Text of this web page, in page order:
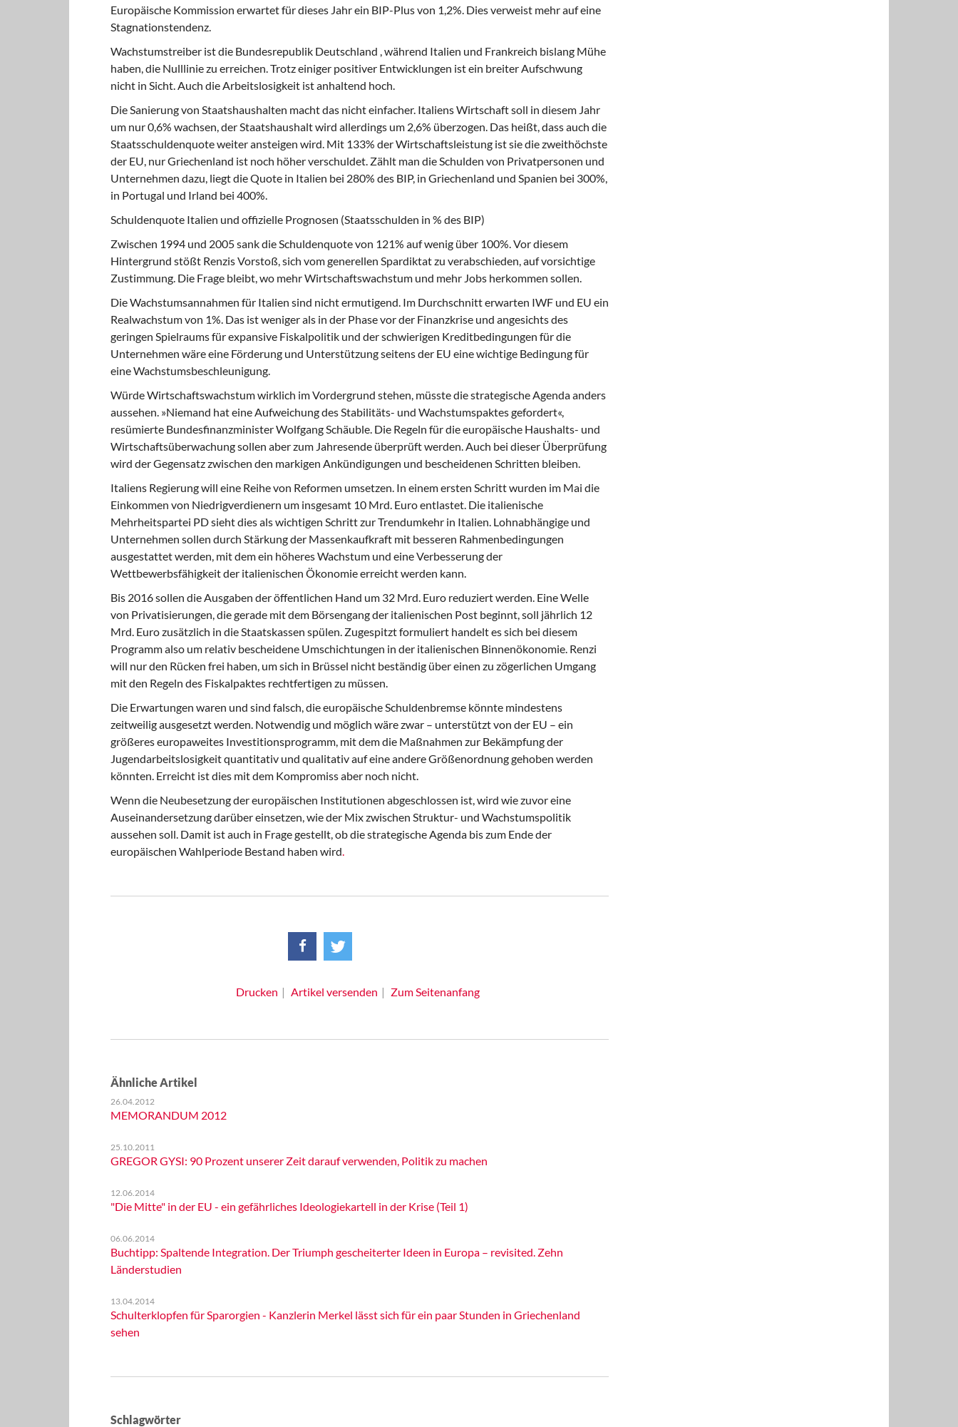
Europäische Kommission erwartet für dieses Jahr ein BIP-Plus von 1,2%. Dies verweist mehr auf eine
Stagnationstendenz.
Wachstumstreiber ist die BundesrepublikDeutschland , während Italien und Frankreich bislang Mühe
haben, die Nulllinie zu erreichen. Trotz einiger positiver Entwicklungen ist ein breiter Aufschwung
nicht in Sicht. Auch die Arbeitslosigkeit ist anhaltend hoch.
Die Sanierung von Staatshaushalten macht das nicht einfacher. Italiens Wirtschaft soll in diesem Jahr
um nur 0,6% wachsen, der Staatshaushalt wird allerdings um 2,6% überzogen. Das heißt, dass auch die
Staatsschuldenquote weiter ansteigen wird. Mit 133% der Wirtschaftsleistung ist sie die zweithöchste
der EU, nur Griechenland ist noch höher verschuldet. Zählt man die Schulden von Privatpersonen und
Unternehmen dazu, liegt die Quote in Italien bei 280% des BIP, in Griechenland und Spanien bei 300%,
in Portugal und Irland bei 400%.
Schuldenquote Italien und offizielle Prognosen (Staatsschulden in % des BIP)
Zwischen 1994 und 2005 sankdie Schuldenquote von 121% auf wenig über 100%. Vor diesem
Hintergrund stößt Renzis Vorstoß, sich vom generellen Spardiktat zu verabschieden, auf vorsichtige
Zustimmung. Die Frage bleibt, wo mehr Wirtschaftswachstum und mehr Jobs herkommen sollen.
Die Wachstumsannahmen für Italien sind nicht ermutigend. Im Durchschnitt erwarten IWF und EU ein
Realwachstum von 1%. Das ist weniger als in der Phase vor der Finanzkrise und angesichts des
geringen Spielraums für expansive Fiskalpolitik und der schwierigen Kreditbedingungen für die
Unternehmen wäre eine Förderung und Unterstützung seitens der EU eine wichtige Bedingung für
eine Wachstumsbeschleunigung.
Würde Wirtschaftswachstum wirklich im Vordergrund stehen, müsste die strategische Agenda anders
aussehen. »Niemand hat eine Aufweichung des Stabilitäts- und Wachstumspaktes gefordert«,
resümierte Bundesfinanzminister Wolfgang Schäuble. Die Regeln für die europäische Haushalts- und
Wirtschaftsüberwachung sollen aber zum Jahresende überprüft werden. Auch bei dieser Überprüfung
wird der Gegensatz zwischen den markigen Ankündigungen und bescheidenen Schritten bleiben.
Italiens Regierung will eine Reihe von Reformen umsetzen. In einem ersten Schritt wurden im Mai die
Einkommen von Niedrigverdienern um insgesamt 10 Mrd. Euro entlastet. Die italienische
Mehrheitspartei PD sieht dies als wichtigen Schritt zur Trendumkehr in Italien. Lohnabhängige und
Unternehmen sollen durch Stärkung der Massenkaufkraft mit besseren Rahmenbedingungen
ausgestattet werden, mit dem ein höheres Wachstum und eine Verbesserung der
Wettbewerbsfähigkeit der italienischen Ökonomie erreicht werden kann.
Bis 2016 sollen die Ausgaben der öffentlichen Hand um 32 Mrd. Euro reduziert werden. Eine Welle
von Privatisierungen, die gerade mit dem Börsengang der italienischen Post beginnt, soll jährlich 12
Mrd. Euro zusätzlich in die Staatskassen spülen. Zugespitzt formuliert handelt es sich bei diesem
Programm also um relativ bescheidene Umschichtungen in der italienischen Binnenökonomie. Renzi
will nur den Rücken frei haben, um sich in Brüssel nicht beständig über einen zu zögerlichen Umgang
mit den Regeln des Fiskalpaktes rechtfertigen zu müssen.
Die Erwartungen waren und sind falsch,die europäische Schuldenbremse könnte mindestens
zeitweilig ausgesetzt werden. Notwendig und möglich wäre zwar – unterstützt von der EU – ein
größeres europaweites Investitionsprogramm, mit dem die Maßnahmen zur Bekämpfung der
Jugendarbeitslosigkeit quantitativ und qualitativ auf eine andere Größenordnung gehoben werden
könnten. Erreicht ist dies mit dem Kompromiss aber noch nicht.
Wenn die Neubesetzung der europäischen Institutionen abgeschlossen ist, wird wie zuvor eine
Auseinandersetzung darüber einsetzen, wie der Mix zwischen Struktur- und Wachstumspolitik
aussehen soll. Damit ist auch in Frage gestellt, ob die strategische Agenda bis zum Ende der
europäischen Wahlperiode Bestand haben wird.
Drucken Artikel versenden Zum Seitenanfang
Ähnliche Artikel
26.04.2012
MEMORANDUM 2012
25.10.2011
GREGOR GYSI: 90 Prozent unserer Zeit darauf verwenden, Politik zu machen
12.06.2014
"Die Mitte" in der EU - ein gefährliches Ideologiekartell in der Krise (Teil 1)
06.06.2014
Buchtipp: Spaltende Integration. Der Triumph gescheiterter Ideen in Europa – revisited. Zehn
Länderstudien
13.04.2014
Schulterklopfen für Sparorgien - Kanzlerin Merkel lässt sich für ein paar Stunden in Griechenland
sehen
Schlagwörter